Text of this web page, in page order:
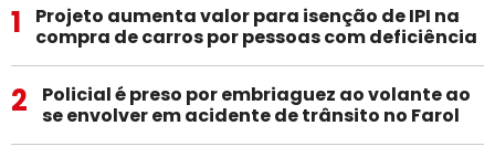
1
Projeto aumenta valor para isenção de IPI na
compra de carros por pessoas com deficiência
2
Policial é preso por embriaguez ao volante ao
se envolver em acidente de trânsito no Farol